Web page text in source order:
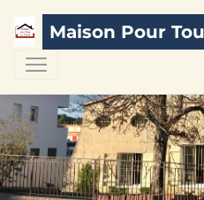
Maison Pour